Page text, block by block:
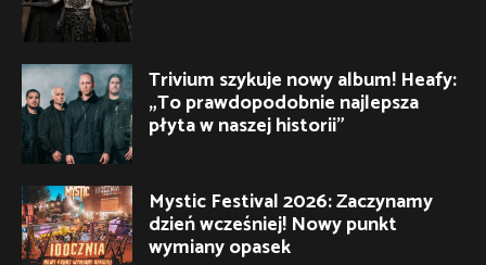
Trivium szykuje nowy album! Heafy:
„To prawdopodobnie najlepsza
płyta w naszej historii”
Mystic Festival 2026: Zaczynamy
dzień wcześniej! Nowy punkt
wymiany opasek